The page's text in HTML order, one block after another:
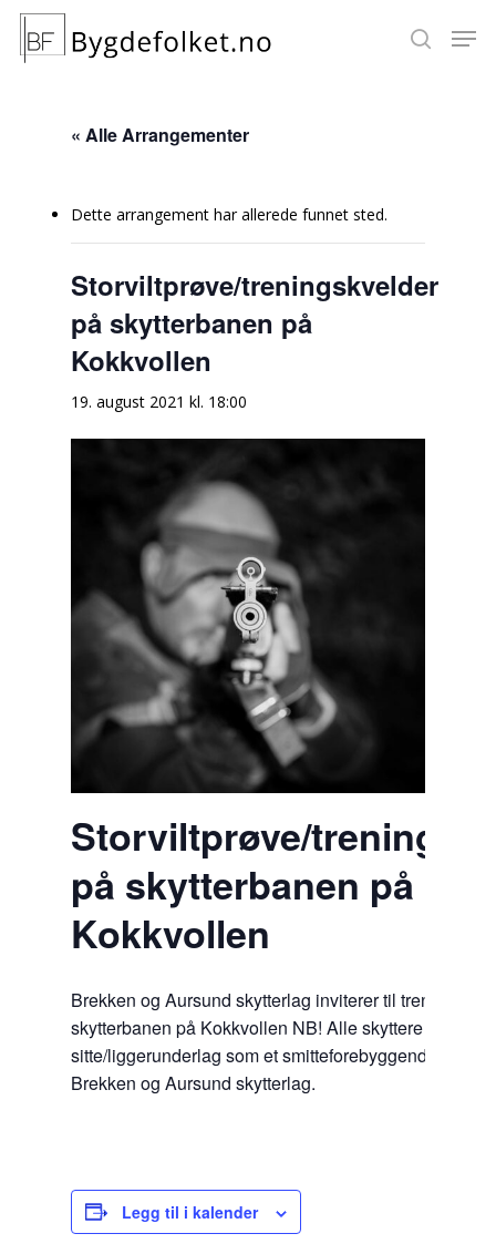
Hit enter to search or ESC to close
« Alle Arrangementer
Dette arrangement har allerede funnet sted.
Storviltprøve/treningskvelder
på skytterbanen på
Kokkvollen
19. august 2021 kl. 18:00
Storviltprøve/
på skytterbanen på
Kokkvollen
Brekken og Aursund skytterlag inviterer til
skytterbanen på Kokkvollen NB! Alle skyttere må ha
sitte/liggerunderlag som et smitteforebyggende tiltak.
Brekken og Aursund skytterlag.
Legg til i kalender